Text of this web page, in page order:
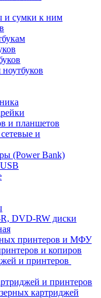
и сумки к ним
и планшетов
и
(Power Bank)
DVD-RW диски
принтеров и МФУ
и копиров
и принтеров
и принтеров
картриджей